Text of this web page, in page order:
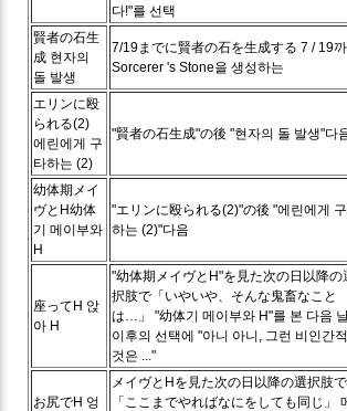
다!"를 선택
賢者の石生
成 현자의
돌 발생
7/19までに賢者の石を生成する 7 / 19
Sorcerer 's Stone을 생성하는
エリンに殴
られる(2)
에린에게 구
타하는 (2)
"賢者の石生成"の後 "현자의 돌 발생"다
幼体期メイ
ヴとH幼体
기 메이부와
H
"エリンに殴られる(2)"の後 "에린에게
하는 (2)"다음
座ってH 앉
아 H
"幼体期メイヴとH"を見た次の日以降の
択肢で「いやいや、そんな鬼畜なこと
は…」
"幼体기 메이부와 H"를 본 다음
이후의 선택에 "아니 아니, 그런 비인간
것은 ..."
お尻でH 엉
メイヴとHを見た次の日以降の選択肢で
「ここまでやればなにをしても同じ」